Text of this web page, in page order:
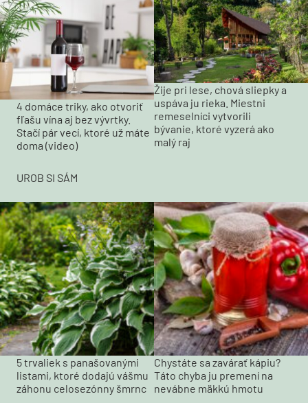
4 domáce triky, ako otvoriť
fľašu vína aj bez vývrtky.
Stačí pár vecí, ktoré už máte
doma (video)
Žije pri lese, chová sliepky a
uspáva ju rieka. Miestni
remeselníci vytvorili
bývanie, ktoré vyzerá ako
malý raj
UROB SI SÁM
5 trvaliek s panašovanými
listami, ktoré dodajú vášmu
záhonu celosezónny šmrnc
Chystáte sa zavárať kápiu?
Táto chyba ju premení na
nevábne mäkkú hmotu